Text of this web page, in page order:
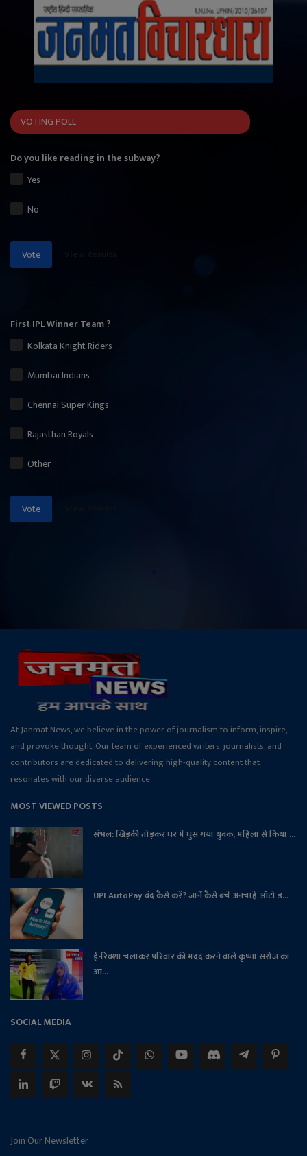
VOTING POLL
Do you like reading in the subway?
Yes
No
Vote
First IPL Winner Team ?
Kolkata Knight Riders
Mumbai Indians
Chennai Super Kings
Rajasthan Royals
Other
Vote
At Janmat News, we believe in the power of journalism to inform, inspire,
and provoke thought. Our team of experienced writers, journalists, and
contributors are dedicated to delivering high-quality content that
resonates with our diverse audience.
MOST VIEWED POSTS
संभल: खिड़की तोड़कर घर में घुस गया युवक, महिला से किया ...
UPI AutoPay बंद कैसे करें? जानें कैसे बचें अनचाहे ऑटो ड...
ई-रिक्शा चलाकर परिवार की मदद करने वाले कृष्णा सरोज का
आ...
SOCIAL MEDIA
Join Our Newsletter